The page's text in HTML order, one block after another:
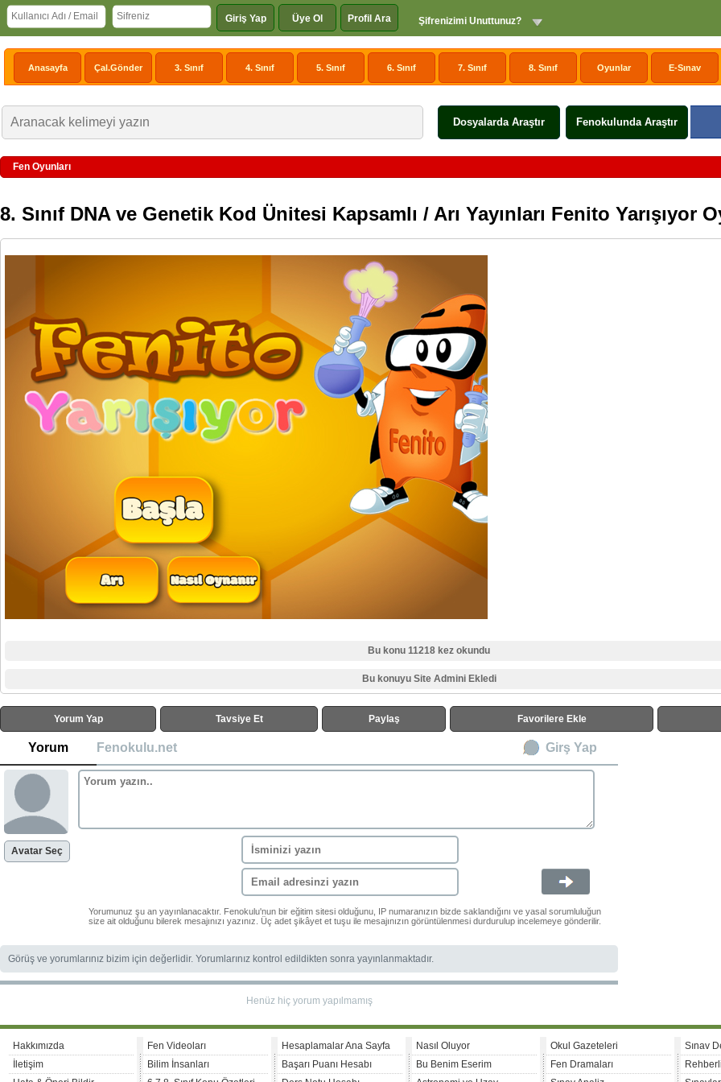
Giriş Yap Üye Ol Profil Ara Şifrenizimi Unuttunuz?
Anasayfa Çal.Gönder 3. Sınıf 4. Sınıf 5. Sınıf 6. Sınıf 7. Sınıf 8. Sınıf Oyunlar E-Sınav
Dosyalarda Araştır Fenokulunda Araştır
Fen Oyunları
8. Sınıf DNA ve Genetik Kod Ünitesi Kapsamlı / Arı Yayınları Fenito Yarışıyor
Bu konu 11218 kez okundu
Bu konuyu Site Admini Ekledi
Yorum Yap Tavsiye Et Paylaş Favorilere Ekle
Yorum Fenokulu.net Girş Yap
Avatar Seç
Yorumunuz şu an yayınlanacaktır. Fenokulu'nun bir eğitim sitesi olduğunu, IP numaranızın bizde saklandığını ve yasal sorumluluğun
size ait olduğunu bilerek mesajınızı yazınız. Üç adet şikâyet et tuşu ile mesajınızın görüntülenmesi durdurulup incelemeye gönderilir.
Görüş ve yorumlarınız bizim için değerlidir. Yorumlarınız kontrol edildikten sonra yayınlanmaktadır.
Henüz hiç yorum yapılmamış
Hakkımızda
İletişim
Fen Videoları
Bilim İnsanları
Hesaplamalar Ana Sayfa
Başarı Puanı Hesabı
Nasıl Oluyor
Bu Benim Eserim
Okul Gazeteleri
Fen Dramaları
Sınav